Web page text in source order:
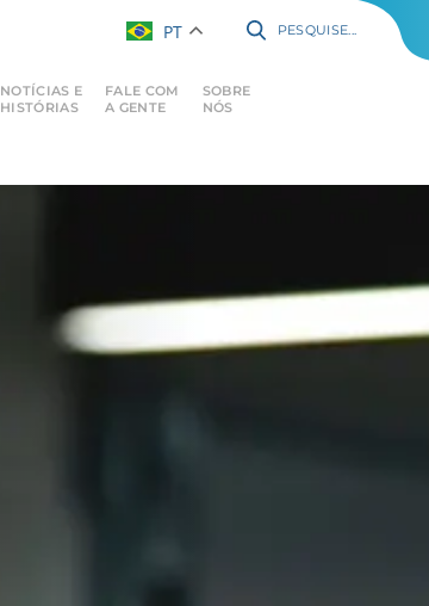
PT PESQUISE...
SOBRE
NÓS
NOTÍCIAS E
HISTÓRIAS
FALE COM
A GENTE